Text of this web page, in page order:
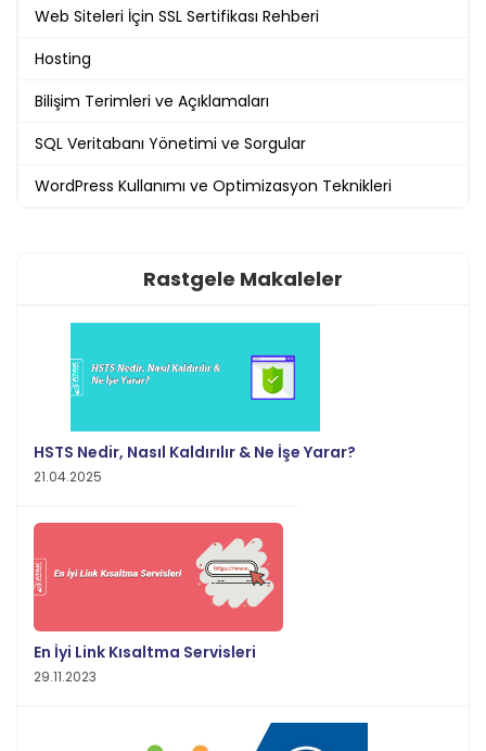
Web Siteleri İçin SSL Sertifikası Rehberi
Hosting
Bilişim Terimleri ve Açıklamaları
SQL Veritabanı Yönetimi ve Sorgular
WordPress Kullanımı ve Optimizasyon Teknikleri
Rastgele Makaleler
HSTS Nedir, Nasıl Kaldırılır & Ne İşe Yarar?
21.04.2025
En İyi Link Kısaltma Servisleri
29.11.2023